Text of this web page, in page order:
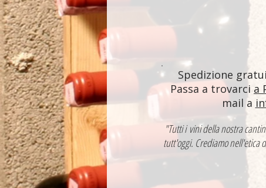
Spedizione
Passa a trovarci a
mail a
"Tutti i vini della nostra
tutt'oggi. Crediamo nell'etica